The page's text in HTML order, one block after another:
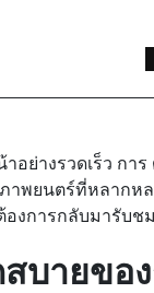
อย่างรวดเร็ว การ
าพยนตร์ที่หลากห
งการกลับมารับช
บายขอ